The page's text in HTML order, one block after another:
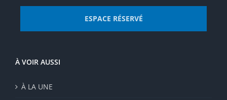
ESPACE RÉSERVÉ
À VOIR AUSSI
À LA UNE